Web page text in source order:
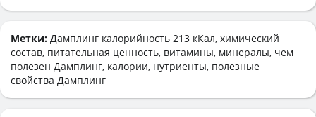
Метки: Дамплинг калорийность 213 кКал, химический
состав, питательная ценность, витамины, минералы, чем
полезен Дамплинг, калории, нутриенты, полезные
свойства Дамплинг